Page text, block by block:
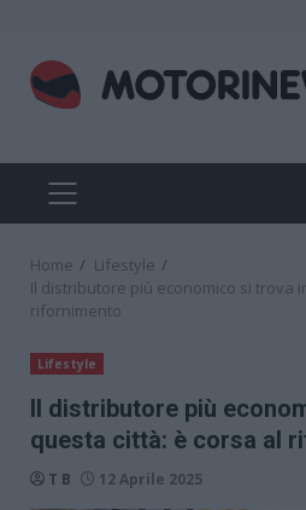
content
PRIMARY
MENU
Home
Lifestyle
Il distributore più economico si trova
rifornimento
Lifestyle
Il distributore più
questa città: è corsa al
T B 12 Aprile 2025